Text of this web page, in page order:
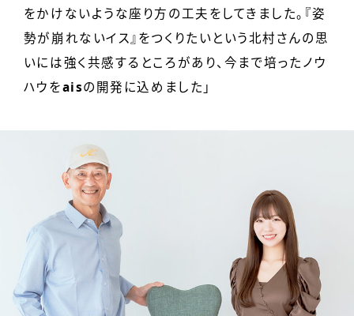
をかけないような座り方の工夫をしてきました。『姿
勢が崩れないイス』をつくりたいという北村さんの思
いには強く共感するところがあり、今まで培ったノウ
ハウをaisの開発に込めました」